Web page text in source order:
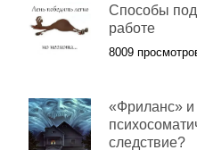
Способы
работе
8009
«Фриланс» и
следствие?